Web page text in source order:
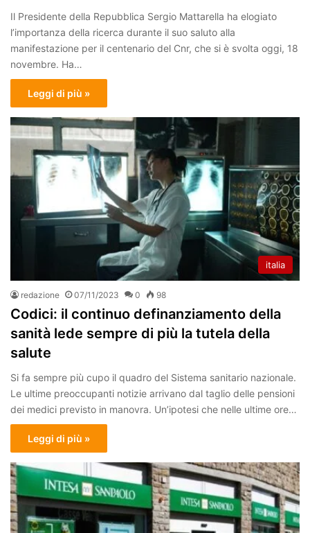
Il Presidente della Repubblica Sergio Mattarella ha elogiato
l’importanza della ricerca durante il suo saluto alla
manifestazione per il centenario del Cnr, che si è svolta oggi, 18
novembre. Ha…
Leggi di più »
italia
redazione 07/11/2023 0 98
Codici: il continuo definanziamento della
sanità lede sempre di più la tutela della
salute
Si fa sempre più cupo il quadro del Sistema sanitario nazionale.
Le ultime preoccupanti notizie arrivano dal taglio delle pensioni
dei medici previsto in manovra. Un’ipotesi che nelle ultime ore…
Leggi di più »